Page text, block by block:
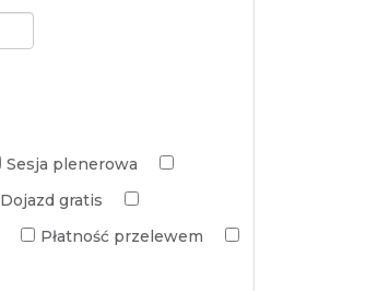
Sesja plenerowa
Dojazd gratis
Płatność przelewem